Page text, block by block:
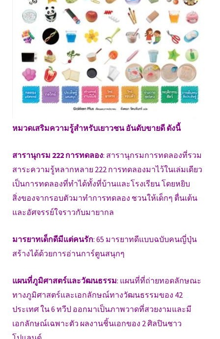
หมวดเสริมความรู้สำหรับเยาวชน อันดับขายดี ดังนี้
สารานุกรม 222 การทดลอง: สารานุกรมการทดลองที่รวม
สาระความรู้หลากหลาย 222 การทดลองมาไว้ในเล่มเดียว
เป็นการทดลองที่ทำได้ทั้งที่บ้านและโรงเรียน โดยหยิบ
สิ่งของจากรอบตัวมาทำการทดลอง ชวนให้เด็กๆ ตื่นเต้น
และอัศจรรย์ใจราวกับมายากล
มารยาทเด็กดีมีแต่คนรัก: 65 มารยาทดีแบบฉบับคนญี่ปุ่น
สร้างได้ด้วยการอ่านการ์ตูนสนุกๆ
แผนที่ภูมิศาสตร์และวัฒนธรรม: แผนที่ที่ถ่ายทอดลักษณะ
ทางภูมิศาสตร์และเอกลักษณ์ทางวัฒนธรรมของ 42
ประเทศ ใน 6 ทวีป ออกมาเป็นภาพวาดที่สวยงามและมี
เอกลักษณ์เฉพาะตัว ผลงานชิ้นเอกของ 2 ศิลปินชาว